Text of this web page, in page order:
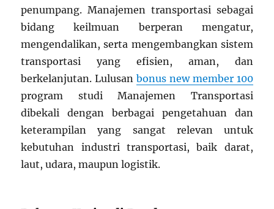
penumpang. Manajemen transportasi sebagai
bidang keilmuan berperan mengatur,
mengendalikan, serta mengembangkan sistem
transportasi yang efisien, aman, dan
berkelanjutan. Lulusanbonus new member 100
program studi Manajemen Transportasi
dibekali dengan berbagai pengetahuan dan
keterampilan yang sangat relevan untuk
kebutuhan industri transportasi, baik darat,
laut, udara, maupun logistik.